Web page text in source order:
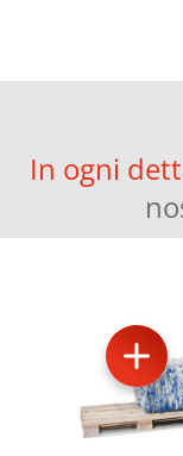
In ogni